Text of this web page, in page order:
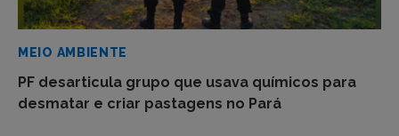
MEIO AMBIENTE
PF desarticula grupo que usava químicos para
desmatar e criar pastagens no Pará